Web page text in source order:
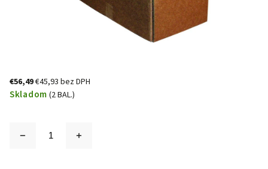
€56,49€45,93 bez DPH
Skladom (2 BAL.)